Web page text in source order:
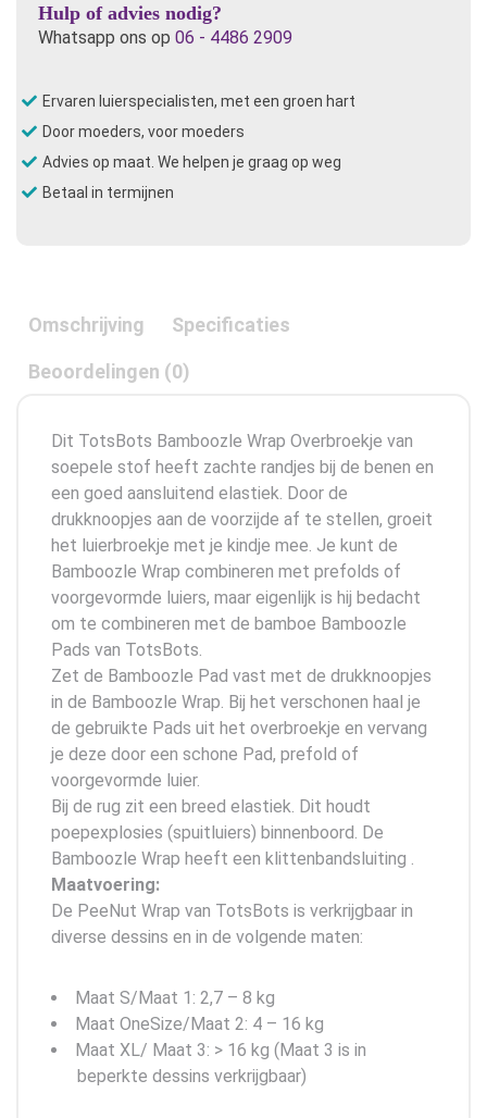
Hulp of advies nodig?
Whatsapp ons op 06 - 4486 2909
Ervaren luierspecialisten, met een groen hart
Door moeders, voor moeders
Advies op maat. We helpen je graag op weg
Betaal in termijnen
Omschrijving Specificaties
Beoordelingen (0)
Dit TotsBots Bamboozle Wrap Overbroekje van
soepele stof heeft zachte randjes bij de benen en
een goed aansluitend elastiek. Door de
drukknoopjes aan de voorzijde af te stellen, groeit
het luierbroekje met je kindje mee. Je kunt de
Bamboozle Wrap combineren met prefolds of
voorgevormde luiers, maar eigenlijk is hij bedacht
om te combineren met de bamboe Bamboozle
Pads van TotsBots.
Zet de Bamboozle Pad vast met de drukknoopjes
in de Bamboozle Wrap. Bij het verschonen haal je
de gebruikte Pads uit het overbroekje en vervang
je deze door een schone Pad, prefold of
voorgevormde luier.
Bij de rug zit een breed elastiek. Dit houdt
poepexplosies (spuitluiers) binnenboord. De
Bamboozle Wrap heeft een klittenbandsluiting .
Maatvoering:
De PeeNut Wrap van TotsBots is verkrijgbaar in
diverse dessins en in de volgende maten:
Maat S/Maat 1: 2,7 – 8 kg
Maat OneSize/Maat 2: 4 – 16 kg
Maat XL/ Maat 3: > 16 kg (Maat 3 is in
beperkte dessins verkrijgbaar)